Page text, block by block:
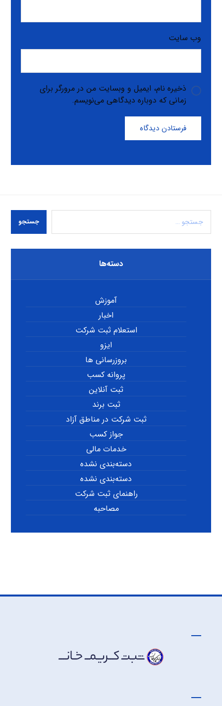
وب‌ سایت
ذخیره نام، ایمیل و وبسایت من در مرورگر برای
زمانی که دوباره دیدگاهی می‌نویسم.
فرستادن دیدگاه
جستجو
دسته‌ها
آموزش
اخبار
استعلام ثبت شرکت
ایزو
بروزرسانی ها
پروانه کسب
ثبت آنلاین
ثبت برند
ثبت شرکت در مناطق آزاد
جواز کسب
خدمات مالی
دسته‌بندی نشده
دسته‌بندی نشده
راهنمای ثبت شرکت
مصاحبه